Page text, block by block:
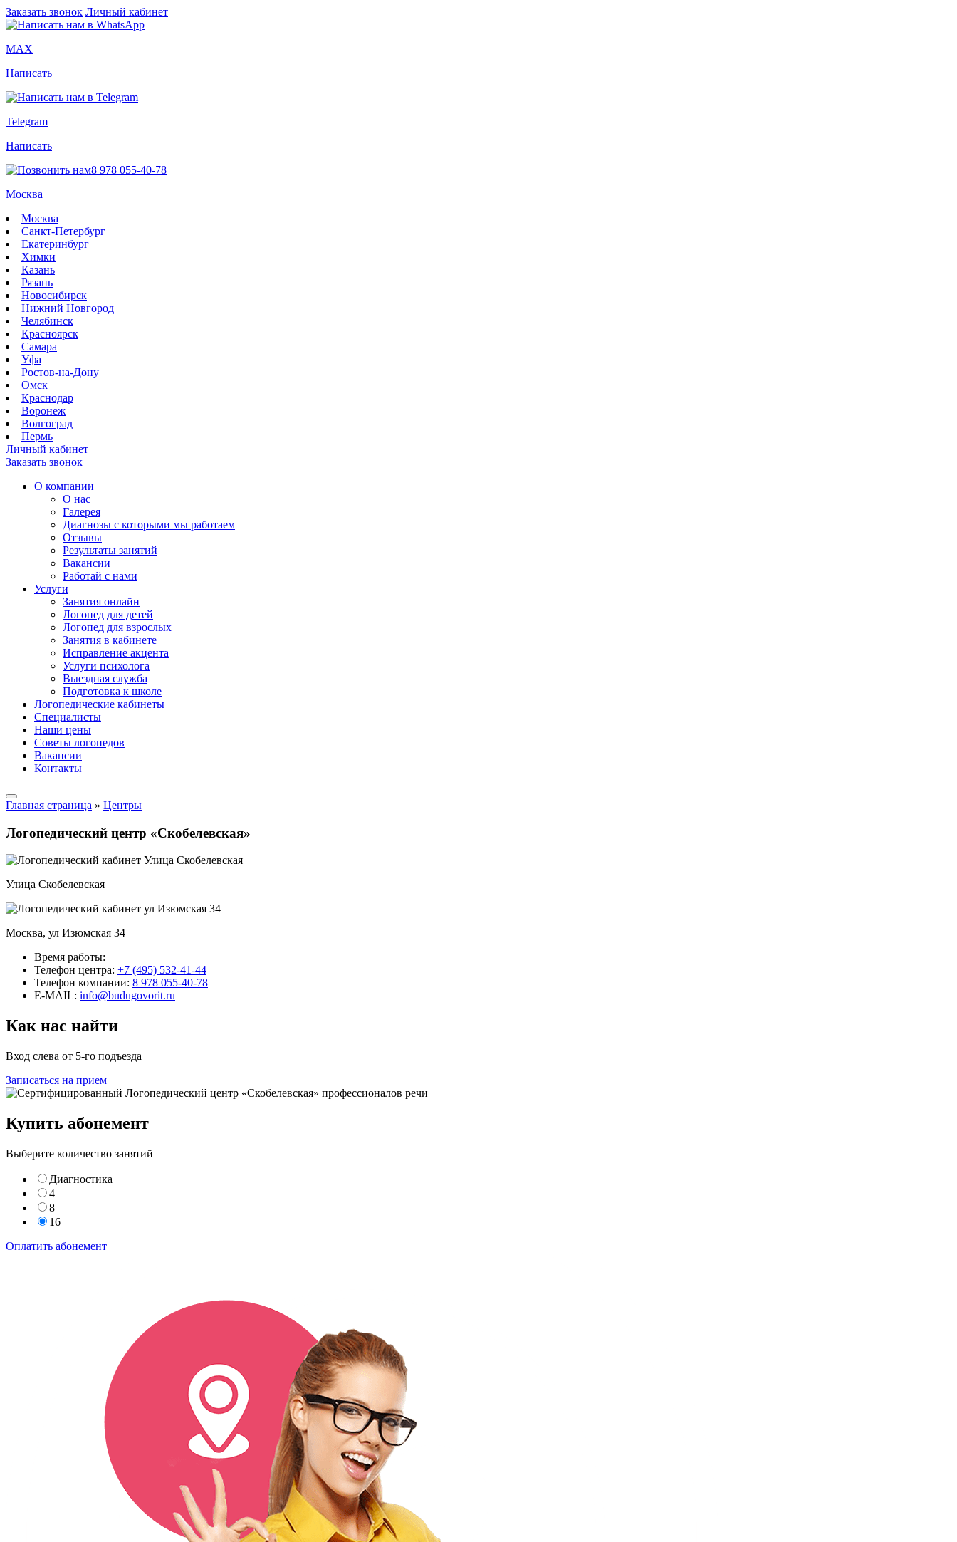
Заказать звонок Личный кабинет
MAX
Написать
Telegram
Написать
8 978 055-40-78
Москва
Москва
Санкт-Петербург
Екатеринбург
Химки
Казань
Рязань
Новосибирск
Нижний Новгород
Челябинск
Красноярск
Самара
Уфа
Ростов-на-Дону
Омск
Краснодар
Воронеж
Волгоград
Пермь
Личный кабинет
Заказать звонок
О компании
О нас
Галерея
Диагнозы с которыми мы работаем
Отзывы
Результаты занятий
Вакансии
Работай с нами
Услуги
Занятия онлайн
Логопед для детей
Логопед для взрослых
Занятия в кабинете
Исправление акцента
Услуги психолога
Выездная служба
Подготовка к школе
Логопедические кабинеты
Специалисты
Наши цены
Советы логопедов
Вакансии
Контакты
Главная страница » Центры
Логопедический центр «Скобелевская»
Улица Скобелевская
Москва, ул Изюмская 34
Время работы:
Телефон центра: +7 (495) 532-41-44
Телефон компании: 8 978 055-40-78
E-MAIL: info@budugovorit.ru
Как нас найти
Вход слева от 5-го подъезда
Записаться на прием
Купить абонемент
Выберите количество занятий
Диагностика
4
8
16
Оплатить абонемент